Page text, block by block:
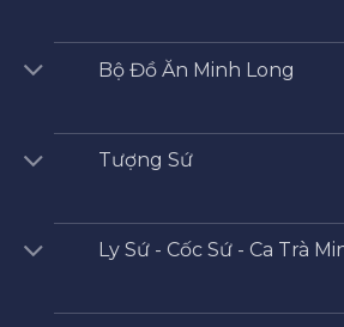
Bộ Đồ Ăn Minh Long
Tượng Sứ
Ly Sứ - Cốc Sứ - Ca Trà